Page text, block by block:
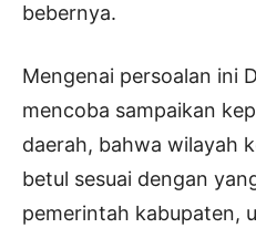
bebernya.
Mengenai persoalan ini
mencoba sampaikan
daerah, bahwa wilayah
betul sesuai dengan
pemerintah kabupaten,